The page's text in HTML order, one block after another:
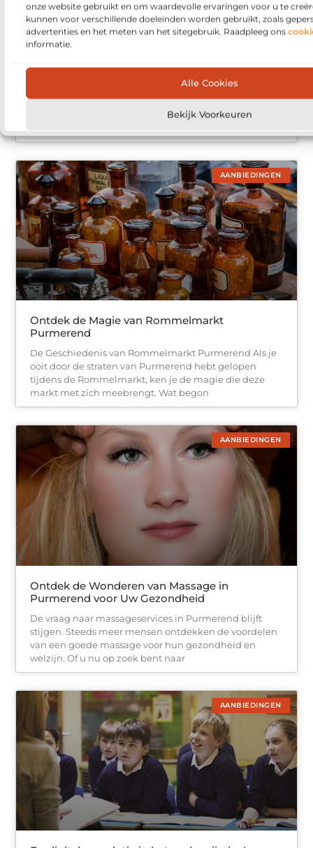
onze website gebruikt en om waardevolle ervaringen voor u te
kunnen voor verschillende doeleinden worden gebruikt, zoals
advertenties en het meten van het sitegebruik. Raadpleeg ons
informatie.
Alle Cookies
Bekijk Voorkeuren
Ontdek de Serene Wandelroutes van
pittoreske stad in Noord-Holland, biedt een schat aan
prachtige wandelroutes. Gelegen tussen Amsterdam
en het landelijke Noord-Holland, is het de perfecte
AANBIEDINGEN
Ontdek de Magie van Rommelmarkt
Purmerend
De Geschiedenis van Rommelmarkt Purmerend Als je
ooit door de straten van Purmerend hebt gelopen
tijdens de Rommelmarkt, ken je de magie die deze
markt met zich meebrengt. Wat begon
AANBIEDINGEN
Ontdek de Wonderen van Massage in
Purmerend voor Uw Gezondheid
De vraag naar massageservices in Purmerend blijft
stijgen. Steeds meer mensen ontdekken de voordelen
van een goede massage voor hun gezondheid en
welzijn. Of u nu op zoek bent naar
AANBIEDINGEN